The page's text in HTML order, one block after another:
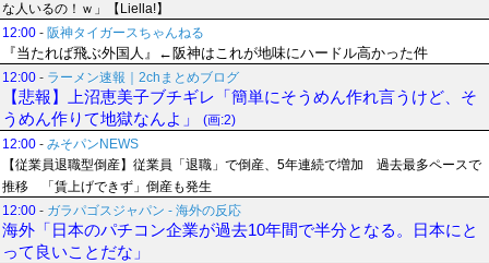
な人いるの！ｗ」【Liella!】
12:00 - 阪神タイガースちゃんねる
『当たれば飛ぶ外国人』←阪神はこれが地味にハードル高かった件
12:00 - ラーメン速報｜2chまとめブログ
【悲報】上沼恵美子ブチギレ「簡単にそうめん作れ言うけど、そ
うめん作りて地獄なんよ」
(画:2)
12:00 - みそパンNEWS
【従業員退職型倒産】従業員「退職」で倒産、5年連続で増加 過去最多ペースで
推移 「賃上げできず」倒産も発生
12:00 - ガラパゴスジャパン - 海外の反応
海外「日本のパチコン企業が過去10年間で半分となる。日本にと
って良いことだな」